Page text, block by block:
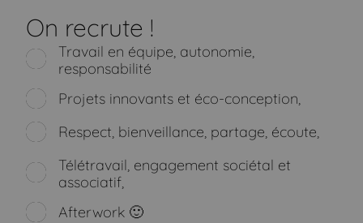
On recrute !
Travail en équipe, autonomie,
responsabilité
Projets innovants et éco-conception,
Respect, bienveillance, partage, écoute,
Télétravail, engagement sociétal et
associatif,
Afterwork 🙂